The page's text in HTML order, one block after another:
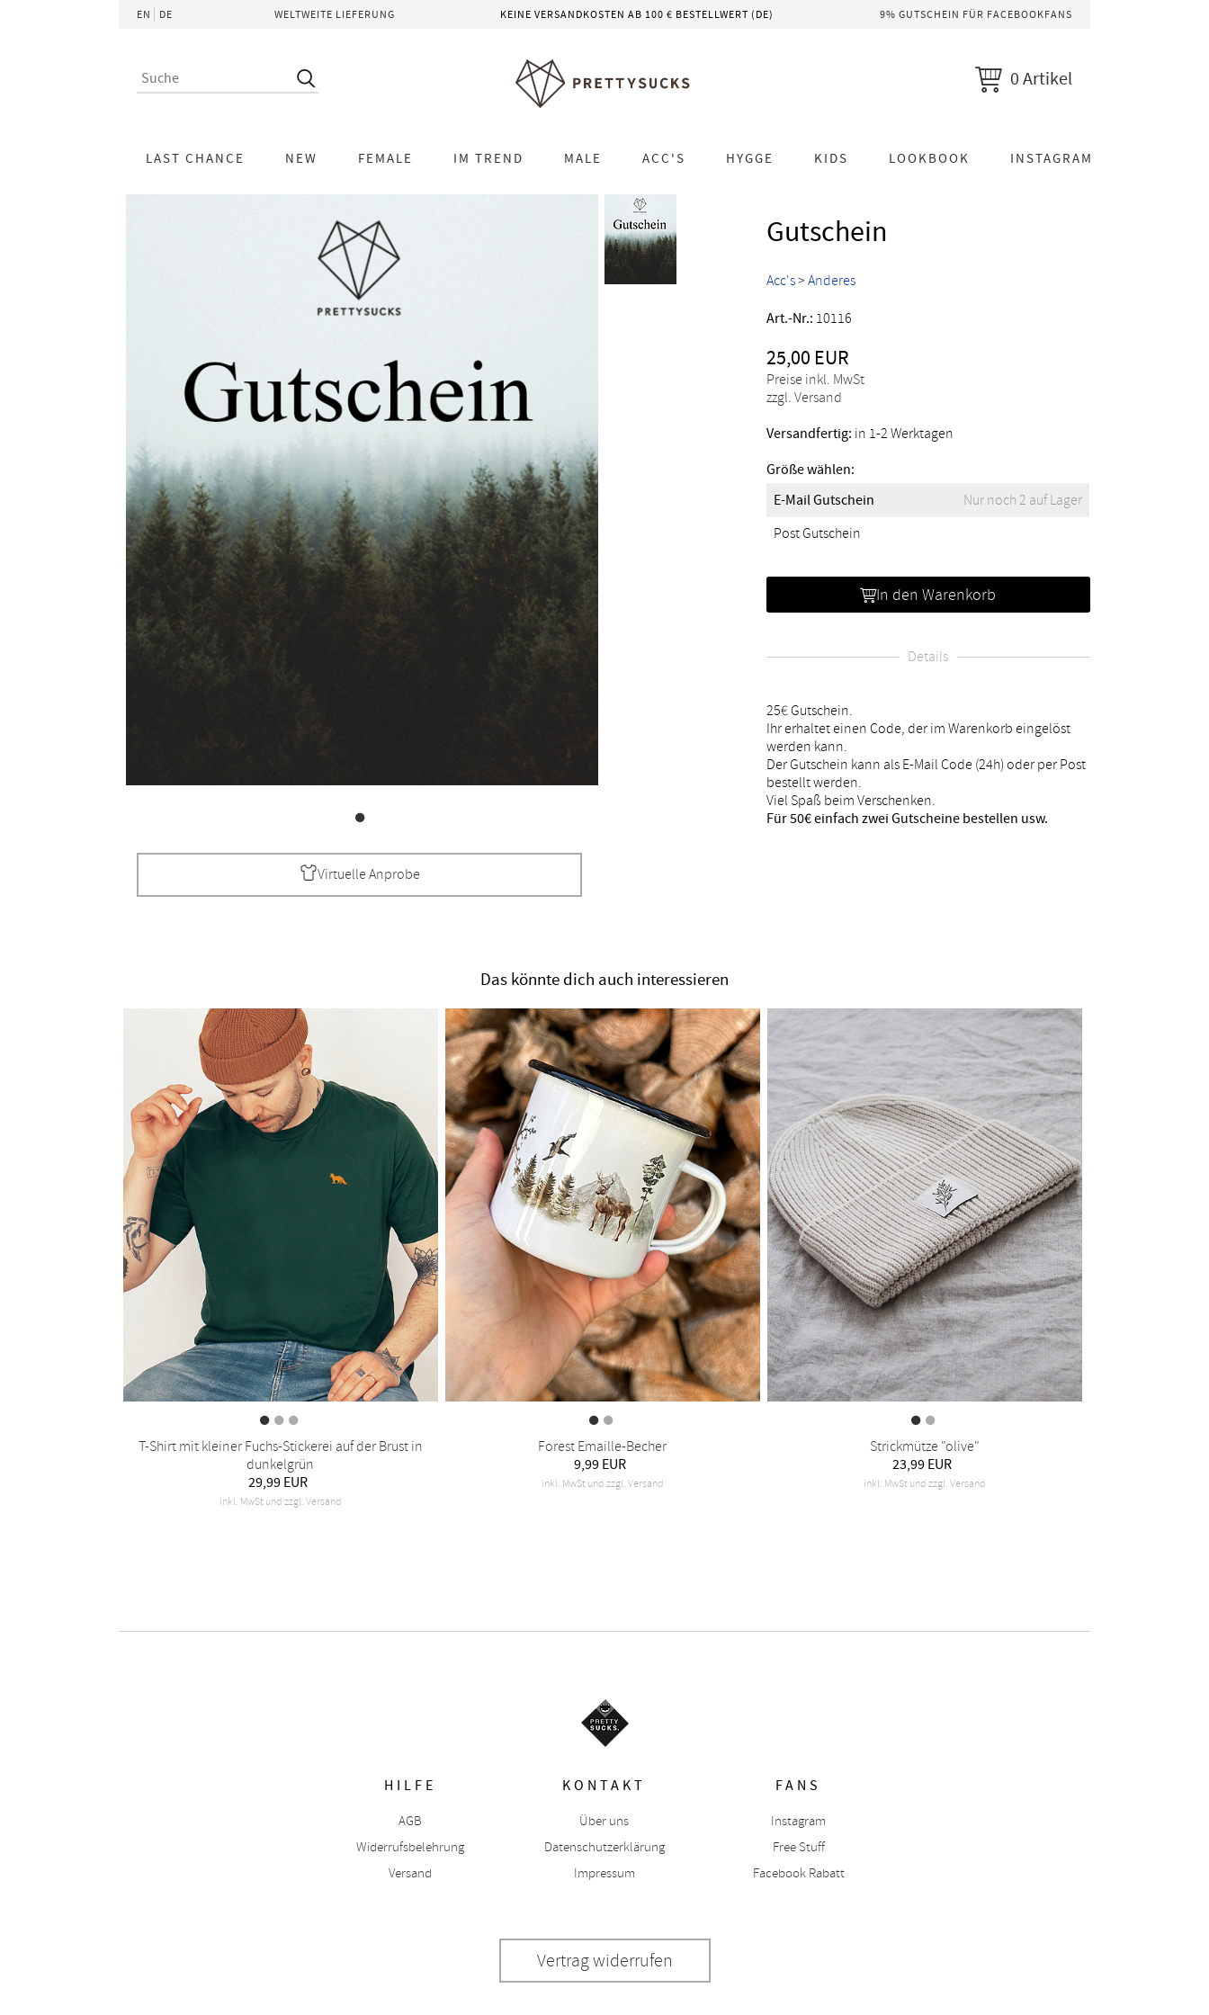
EN DE WELTWEITE LIEFERUNG KEINE VERSANDKOSTEN AB 100 € BESTELLWERT (DE) 9% GUTSCHEIN FÜR FACEBOOKFANS
0 Artikel
LAST CHANCE NEW FEMALE IM TREND MALE ACC'S HYGGE KIDS LOOKBOOK INSTAGRAM
Virtuelle Anprobe
Gutschein
Acc's> Anderes
Art.-Nr.: 10116
25,00 EUR
Preise inkl. MwSt
zzgl. Versand
Versandfertig: in 1-2 Werktagen
Größe wählen:
E-Mail Gutschein
Nur noch 2 auf Lager
Post Gutschein
In den Warenkorb
Details
25€ Gutschein.
Ihr erhaltet einen Code, der im Warenkorb eingelöst
werden kann.
Der Gutschein kann als E-Mail Code (24h) oder per Post
bestellt werden.
Viel Spaß beim Verschenken.
Für 50€ einfach zwei Gutscheine bestellen usw.
Das könnte dich auch interessieren
T-Shirt mit kleiner Fuchs-Stickerei auf der Brust in
dunkelgrün
29,99 EUR
inkl. MwSt und zzgl. Versand
Forest Emaille-Becher
9,99 EUR
inkl. MwSt und zzgl. Versand
Strickmütze "olive"
23,99 EUR
inkl. MwSt und zzgl. Versand
HILFE
AGB
Widerrufsbelehrung
Versand
KONTAKT
Über uns
Datenschutzerklärung
Impressum
FANS
Instagram
Free Stuff
Facebook Rabatt
Vertrag widerrufen